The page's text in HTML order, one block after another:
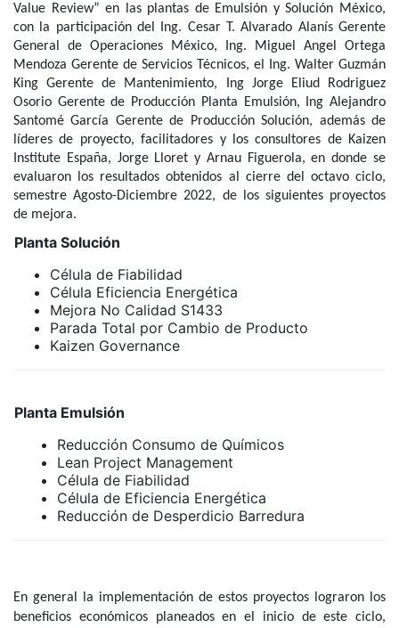
Value Review” en las plantas de Emulsión y Solución México,
con la participación del Ing. Cesar T. Alvarado Alanís Gerente
General de Operaciones México, Ing. Miguel Angel Ortega
Mendoza Gerente de Servicios Técnicos, el Ing. Walter Guzmán
King Gerente de Mantenimiento, Ing Jorge Eliud Rodriguez
Osorio Gerente de Producción Planta Emulsión, Ing Alejandro
Santomé García Gerente de Producción Solución, además de
líderes de proyecto, facilitadores y los consultores de Kaizen
Institute España, Jorge Lloret y Arnau Figuerola, en donde se
evaluaron los resultados obtenidos al cierre del octavo ciclo,
semestre Agosto-Diciembre 2022, de los siguientes proyectos
de mejora.
Planta Solución
Célula de Fiabilidad
Célula Eficiencia Energética
Mejora No Calidad S1433
Parada Total por Cambio de Producto
Kaizen Governance
Planta Emulsión
Reducción Consumo de Químicos
Lean Project Management
Célula de Fiabilidad
Célula de Eficiencia Energética
Reducción de Desperdicio Barredura
En general la implementación de estos proyectos lograron los
beneficios económicos planeados en el inicio de este ciclo,